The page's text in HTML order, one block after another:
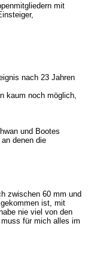
mit
nach 23 Jahren
kaum noch möglich,
und Bootes
denen die
zwischen 60 mm und
ist, mit
nie viel von den
für mich alles im